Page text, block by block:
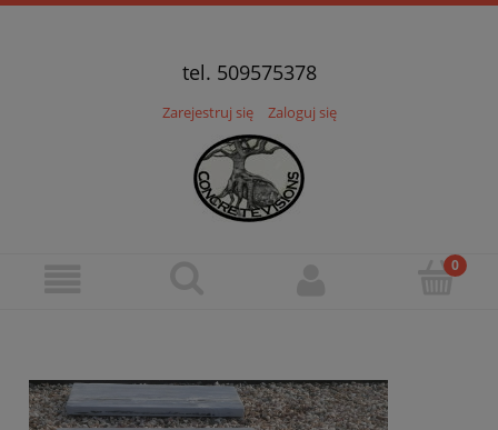
tel. 509575378
Zarejestruj się Zaloguj się